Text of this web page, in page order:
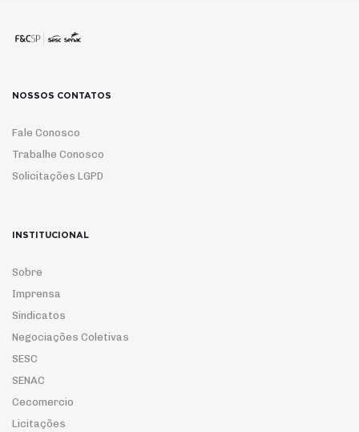
NOSSOS CONTATOS
Fale Conosco
Trabalhe Conosco
Solicitações LGPD
INSTITUCIONAL
Sobre
Imprensa
Sindicatos
Negociações Coletivas
SESC
SENAC
Cecomercio
Licitações